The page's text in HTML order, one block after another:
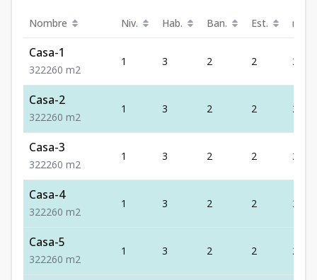
Nombre Niv. Hab. Ban. Est. m²
Casa-1
322260 m2
1 3 2 2 260
Casa-2
322260 m2
1 3 2 2 260
Casa-3
322260 m2
1 3 2 2 260
Casa-4
322260 m2
1 3 2 2 260
Casa-5
322260 m2
1 3 2 2 260